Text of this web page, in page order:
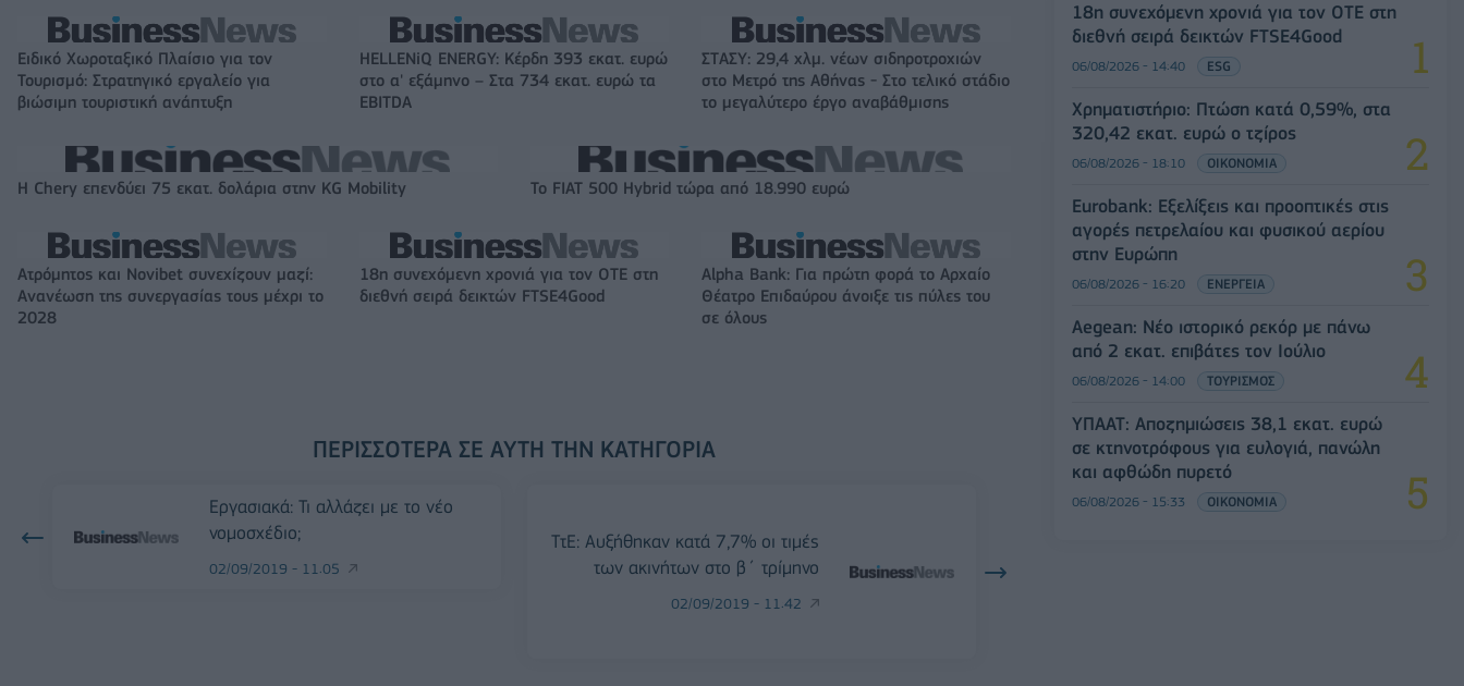
Ειδικό Χωροταξικό Πλαίσιο για τον
Τουρισμό: Στρατηγικό εργαλείο για
βιώσιμη τουριστική ανάπτυξη
HELLENiQ ENERGY: Κέρδη 393 εκατ. ευρώ
στο α' εξάμηνο – Στα 734 εκατ. ευρώ τα
EBITDA
ΣΤΑΣΥ: 29,4 χλμ. νέων σιδηροτροχιών
στο Μετρό της Αθήνας - Στο τελικό στάδιο
το μεγαλύτερο έργο αναβάθμισης
Η Chery επενδύει 75 εκατ. δολάρια στην KG Mobility Το FIAT 500 Hybrid τώρα από 18.990 ευρώ
Ατρόμητος και Novibet συνεχίζουν μαζί:
Ανανέωση της συνεργασίας τους μέχρι το
2028
18η συνεχόμενη χρονιά για τον ΟΤΕ στη
διεθνή σειρά δεικτών FTSE4Good
Alpha Bank: Για πρώτη φορά το Αρχαίο
Θέατρο Επιδαύρου άνοιξε τις πύλες του
σε όλους
ΠΕΡΙΣΣΌΤΕΡΑ ΣΕ ΑΥΤΉ ΤΗΝ ΚΑΤΗΓΟΡΊΑ
Εργασιακά: Τι αλλάζει με το νέο
νομοσχέδιο;
02/09/2019 - 11:05
ΤτΕ: Αυξήθηκαν κατά 7,7% οι τιμές
των ακινήτων στο β΄ τρίμηνο
02/09/2019 - 11:42
18η συνεχόμενη χρονιά για τον ΟΤΕ στη
διεθνή σειρά δεικτών FTSE4Good
06/08/2026 - 14:40 ESG
Χρηματιστήριο: Πτώση κατά 0,59%, στα
320,42 εκατ. ευρώ ο τζίρος
06/08/2026 - 18:10 ΟΙΚΟΝΟΜΙΑ
Eurobank: Εξελίξεις και προοπτικές στις
αγορές πετρελαίου και φυσικού αερίου
στην Ευρώπη
06/08/2026 - 16:20 ΕΝΕΡΓΕΙΑ
Aegean: Νέο ιστορικό ρεκόρ με πάνω
από 2 εκατ. επιβάτες τον Ιούλιο
06/08/2026 - 14:00 ΤΟΥΡΙΣΜΟΣ
ΥΠΑΑΤ: Αποζημιώσεις 38,1 εκατ. ευρώ
σε κτηνοτρόφους για ευλογιά, πανώλη
και αφθώδη πυρετό
06/08/2026 - 15:33 ΟΙΚΟΝΟΜΙΑ